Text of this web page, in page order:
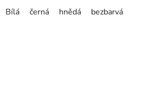
Bílá černá hnědá bezbarvá